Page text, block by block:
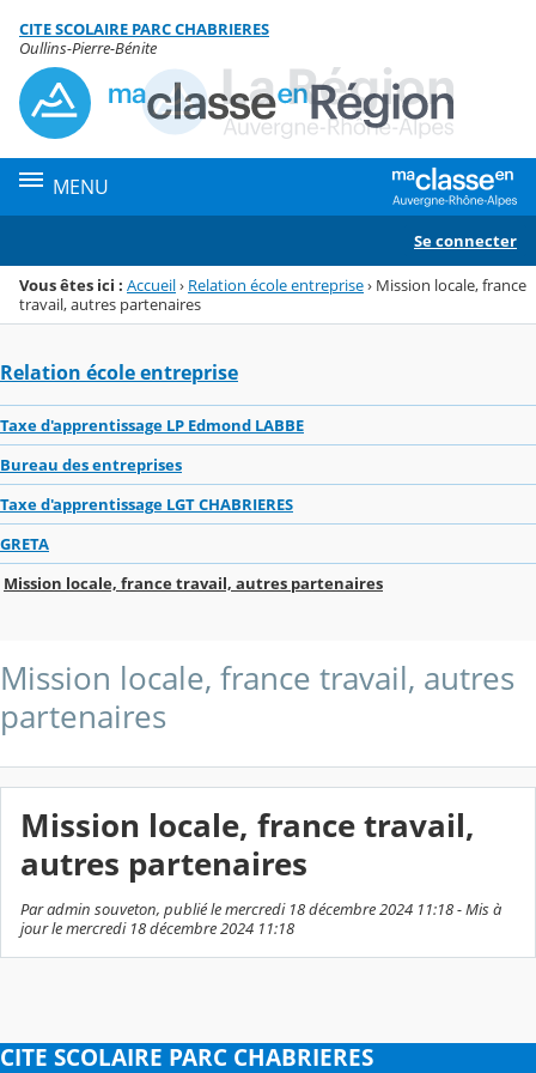
Menu de la rubrique
Contenu
CITE SCOLAIRE PARC CHABRIERES
Oullins-Pierre-Bénite
MENU
Se connecter
Vous êtes ici : Accueil› Relation école entreprise› Mission locale, france
travail, autres partenaires
Relation école entreprise
Taxe d'apprentissage LP Edmond LABBE
Bureau des entreprises
Taxe d'apprentissage LGT CHABRIERES
GRETA
Mission locale, france travail, autres partenaires
Mission locale, france travail, autres
partenaires
Mission locale, france travail,
autres partenaires
Par admin souveton, publié le mercredi 18 décembre 2024 11:18 - Mis à
jour le mercredi 18 décembre 2024 11:18
CITE SCOLAIRE PARC CHABRIERES